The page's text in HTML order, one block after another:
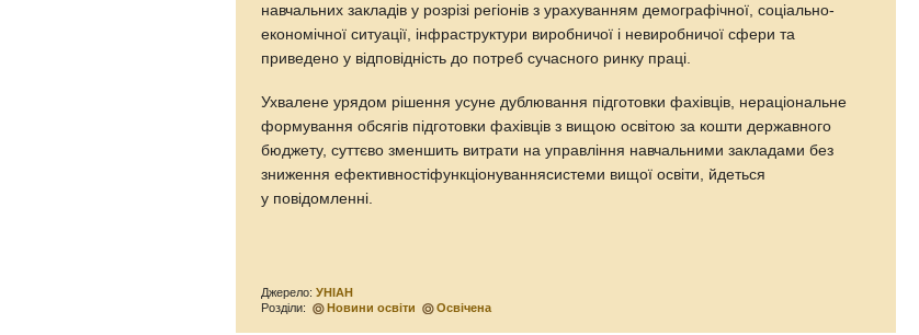
навчальних закладів у розрізі регіонів з урахуванням демографічної, соціально-
економічної ситуації, інфраструктури виробничої і невиробничої сфери та
приведено у відповідність до потреб сучасного ринку праці.
Ухвалене урядом рішення усуне дублювання підготовки фахівців, нераціональне
формування обсягів підготовки фахівців з вищою освітою за кошти державного
бюджету, суттєво зменшить витрати на управління навчальними закладами без
зниження ефективностіфункціонуваннясистеми вищої освіти, йдеться
у повідомленні.
Джерело:УНІАН
Розділи:
Новини освіти Освічена